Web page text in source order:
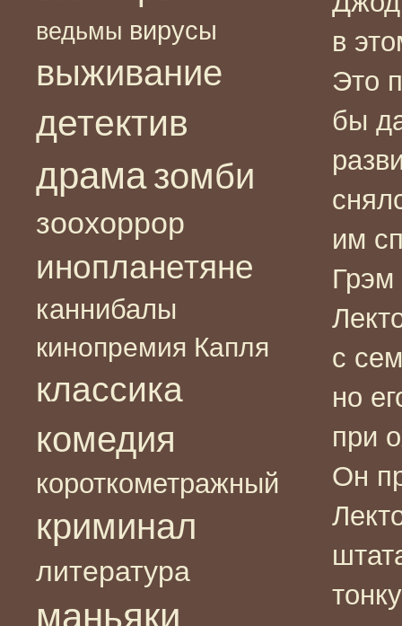
ведьмы вирусы
выживание
детектив
драма зомби
зоохоррор
инопланетяне
каннибалы
кинопремия Капля
классика
комедия
короткометражный
криминал
литература
маньяки
в
Это
бы
им
Грэм
с
но
при
Он